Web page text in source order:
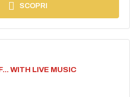
SCOPRI
WITH LIVE MUSIC